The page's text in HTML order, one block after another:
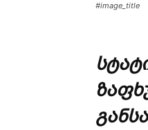
#image_title